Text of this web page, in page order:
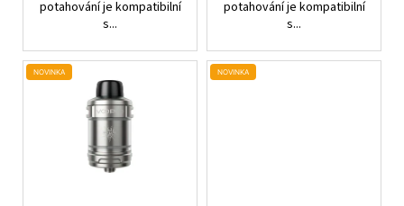
potahování je kompatibilní
s...
potahování je kompatibilní
s...
NOVINKA NOVINKA